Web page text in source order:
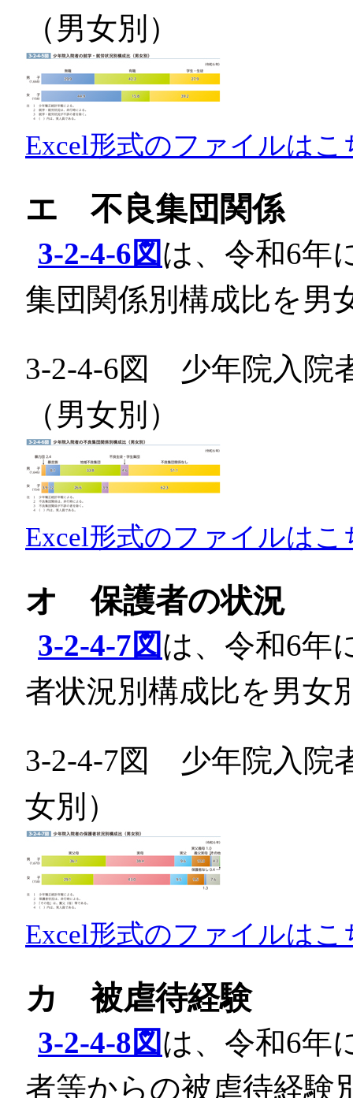
（男女別）
Excel形式のファイルはこ
エ 不良集団関係
3-2-4-6図は、令和6年
集団関係別構成比を男
3-2-4-6図 少年院入院
（男女別）
Excel形式のファイルはこ
オ 保護者の状況
3-2-4-7図は、令和6年
者状況別構成比を男女
3-2-4-7図 少年院入院
女別）
Excel形式のファイルはこ
カ 被虐待経験
3-2-4-8図は、令和6年
者等からの被虐待経験